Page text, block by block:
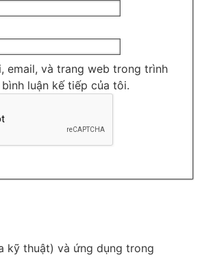
email, và trang web trong trình
luận kế tiếp của tôi.
kỹ thuật) và ứng dụng trong